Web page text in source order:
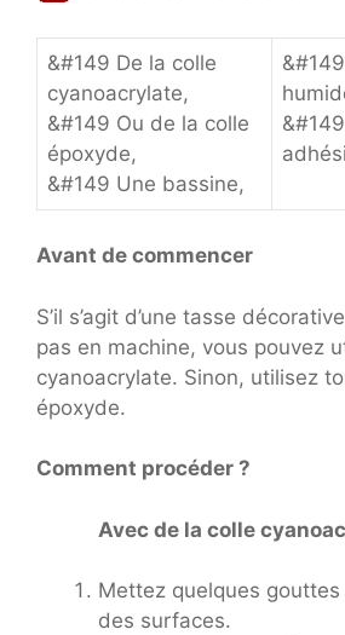
&#149 De la colle
cyanoacrylate,
&#149 Ou de la colle
époxyde,
&#149 Une bassine,
Avant de commencer
S’il s’agit d’une tasse
pas en machine, vous pouvez
cyanoacrylate. Sinon, utilisez
époxyde.
Comment procéder ?
Avec de la colle
Mettez quelques
des surfaces.